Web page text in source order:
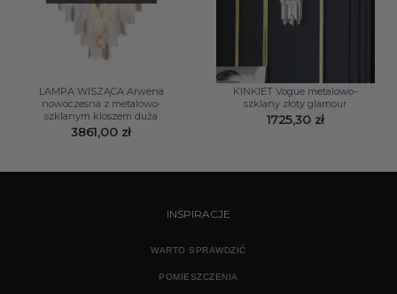
LAMPA WISZĄCA Arwena
nowoczesna z metalowo-
szklanym kloszem duża
3861,00 zł
KINKIET Vogue metalowo-
szklany złoty glamour
1725,30 zł
INSPIRACJE
WARTO SPRAWDZIĆ
POMIESZCZENIA